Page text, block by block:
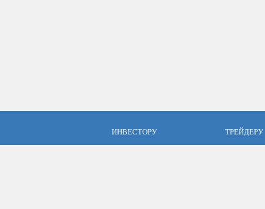
ИНВЕСТОРУ
ТРЕЙДЕРУ